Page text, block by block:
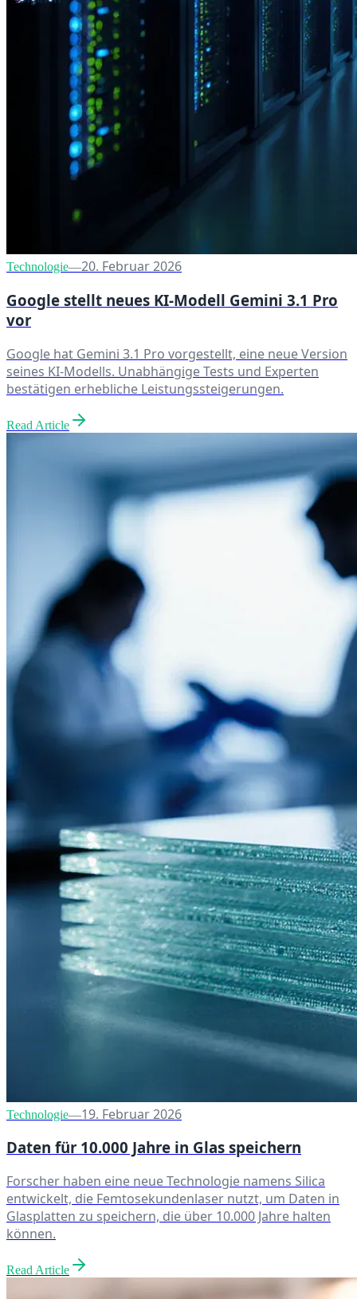
Technologie—20. Februar 2026
Google stellt neues KI-Modell Gemini 3.1 Pro
vor
Google hat Gemini 3.1 Pro vorgestellt, eine neue Version
seines KI-Modells. Unabhängige Tests und Experten
bestätigen erhebliche Leistungssteigerungen.
Read Article
Technologie—19. Februar 2026
Daten für 10.000 Jahre in Glas speichern
Forscher haben eine neue Technologie namens Silica
entwickelt, die Femtosekundenlaser nutzt, um Daten in
Glasplatten zu speichern, die über 10.000 Jahre halten
können.
Read Article